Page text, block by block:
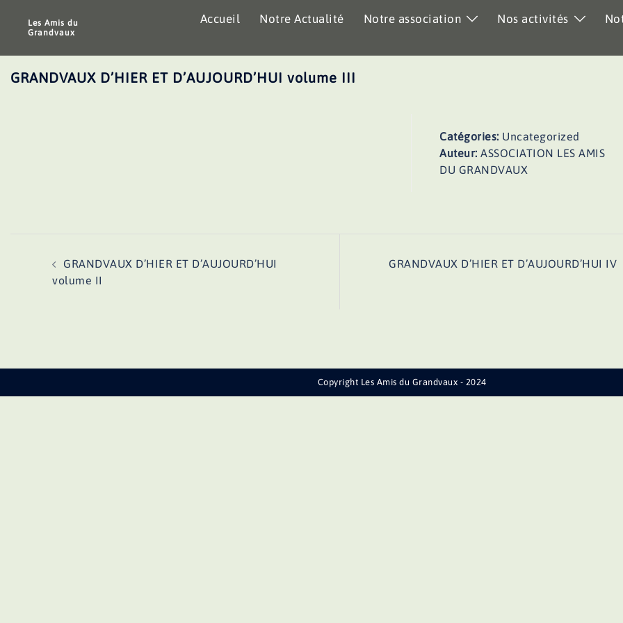
Les Amis du
Grandvaux
Accueil Notre Actualité Notre association Nos activités
GRANDVAUX D’HIER ET D’AUJOURD’HUI volume III
Catégories: Uncategorized
Auteur:ASSOCIATION LES AMIS
DU GRANDVAUX
d’article
GRANDVAUX D’HIER ET D’AUJOURD’HUI
volume II
GRANDVAUX D’HIER ET D’AUJOURD’HUI IV
Copyright Les Amis du Grandvaux - 2024